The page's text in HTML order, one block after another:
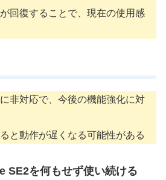
回復することで、現在の使用感
非対応で、今後の機能強化に対
と動作が遅くなる可能性がある
SE2を何もせず使い続ける